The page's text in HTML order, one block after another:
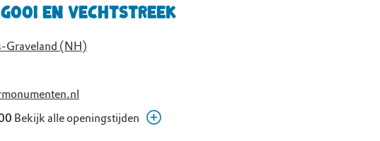
en Vechtstreek
Graveland (NH)
Bekijk alle openingstijden